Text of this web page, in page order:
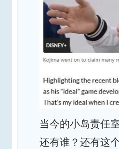
当今的小岛责任
还有谁？还有这